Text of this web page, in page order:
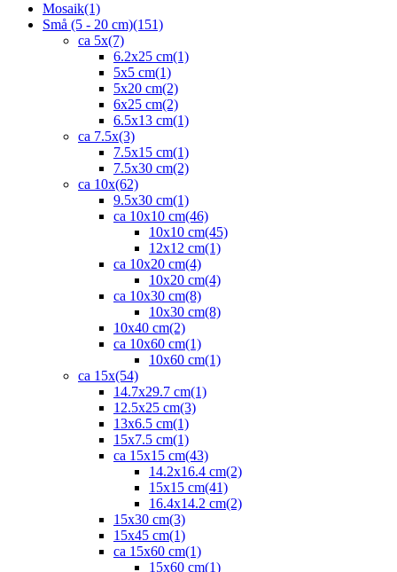
Mosaik(1)
Små (5 - 20 cm)(151)
ca 5x(7)
6.2x25 cm(1)
5x5 cm(1)
5x20 cm(2)
6x25 cm(2)
6.5x13 cm(1)
ca 7.5x(3)
7.5x15 cm(1)
7.5x30 cm(2)
ca 10x(62)
9.5x30 cm(1)
ca 10x10 cm(46)
10x10 cm(45)
12x12 cm(1)
ca 10x20 cm(4)
10x20 cm(4)
ca 10x30 cm(8)
10x30 cm(8)
10x40 cm(2)
ca 10x60 cm(1)
10x60 cm(1)
ca 15x(54)
14.7x29.7 cm(1)
12.5x25 cm(3)
13x6.5 cm(1)
15x7.5 cm(1)
ca 15x15 cm(43)
14.2x16.4 cm(2)
15x15 cm(41)
16.4x14.2 cm(2)
15x30 cm(3)
15x45 cm(1)
ca 15x60 cm(1)
15x60 cm(1)